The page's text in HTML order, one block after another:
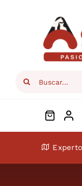
Search
Conócenos